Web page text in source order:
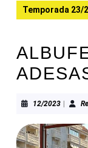
Temporada 23/
12/202312/2023